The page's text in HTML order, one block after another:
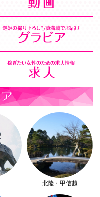
北陸・甲信越